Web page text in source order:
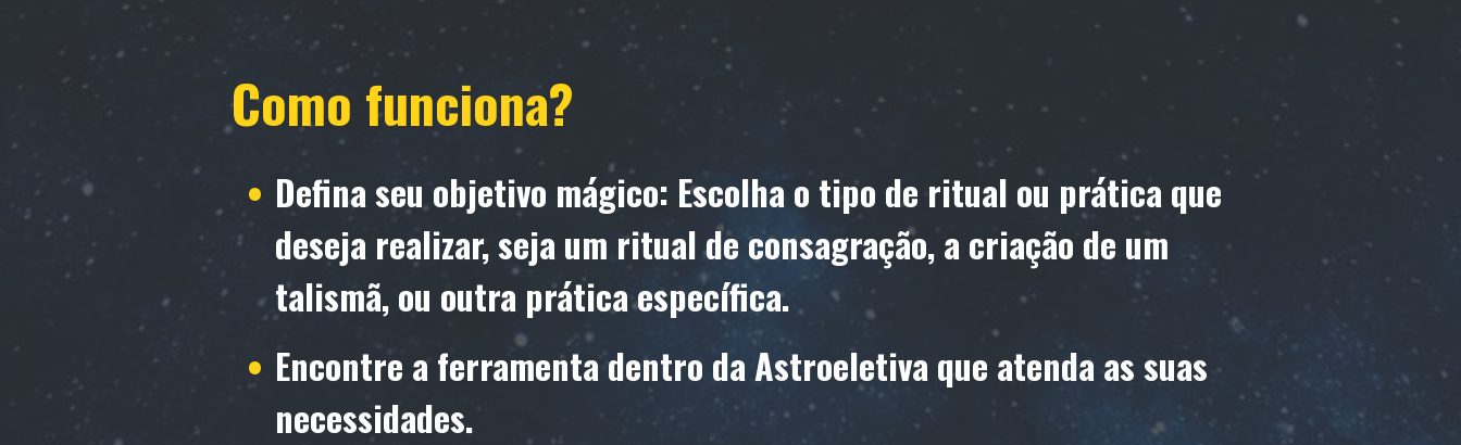
Como funciona?
Defina seu objetivo mágico: Escolha o tipo de ritual ou prática que
deseja realizar, seja um ritual de consagração, a criação de um
talismã, ou outra prática específica.
Encontre a ferramenta dentro da Astroeletiva que atenda as suas
necessidades.